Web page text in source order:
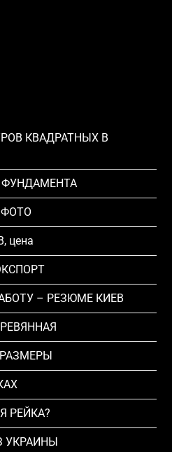
КВАДРАТНЫХ В
цена
– РЕЗЮМЕ КИЕВ
РЕЙКА?
УКРАИНЫ